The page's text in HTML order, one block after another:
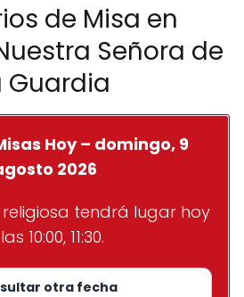
de Misa en
Señora de
Guardia
Hoy – domingo, 9
2026
tendrá lugar hoy
10:00, 11:30.
otra fecha